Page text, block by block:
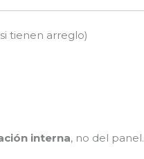
tienen arreglo)
interna, no del panel.